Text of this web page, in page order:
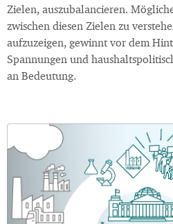
Zielen, auszubalancieren.
zwischen diesen Zielen zu
aufzuzeigen, gewinnt vor dem
Spannungen und
an Bedeutung.